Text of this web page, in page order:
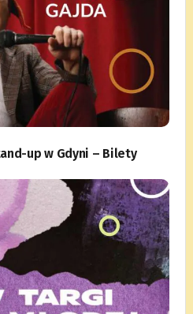
up w Gdyni – Bilety